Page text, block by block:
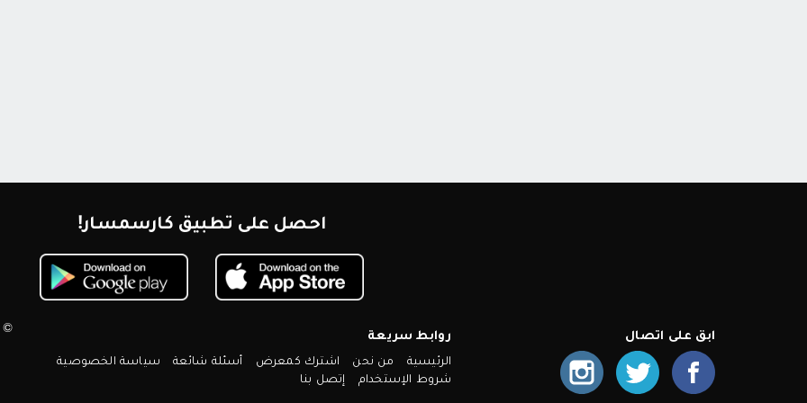
احصل على تطبيق كارسمسار!
ابق على اتصال روابط سريعة
الرئيسية من نحن اشترك كمعرض أسئلة شائعة
سياسة الخصوصية
شروط الإستخدام
إتصل بنا
© 2026 كارسمسار. جميع